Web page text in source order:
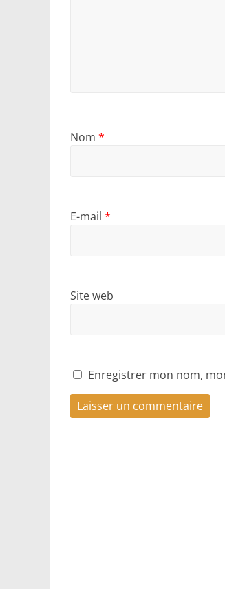
Nom *
E-mail *
Site web
Enregistrer mon nom,